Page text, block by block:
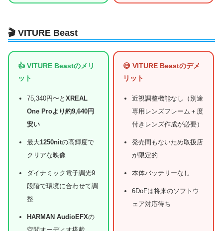
🎬 VITURE Beast
👍 VITURE Beastのメリ
ット
75,340円〜とXREAL
One Proより約9,640円
安い
最大1250nitの高輝度で
クリアな映像
ダイナミック電子調光9
段階で環境に合わせて調
整
HARMAN AudioEFXの
😅 VITURE Beastのデメ
リット
近視調整機能なし（別途
専用レンズフレーム＋度
付きレンズ作成が必要）
発売間もないため取扱店
が限定的
本体バッテリーなし
6DoFは将来のソフトウ
ェア対応待ち